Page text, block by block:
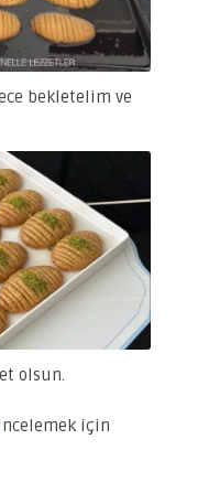
bekletelim ve
olsun.
için